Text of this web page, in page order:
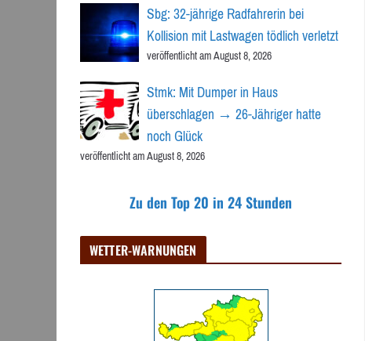
Sbg: 32-jährige Radfahrerin bei
Kollision mit Lastwagen tödlich verletzt
veröffentlicht am August 8, 2026
Stmk: Mit Dumper in Haus
überschlagen → 26-Jähriger hatte
noch Glück
veröffentlicht am August 8, 2026
Zu den Top 20 in 24 Stunden
WETTER-WARNUNGEN